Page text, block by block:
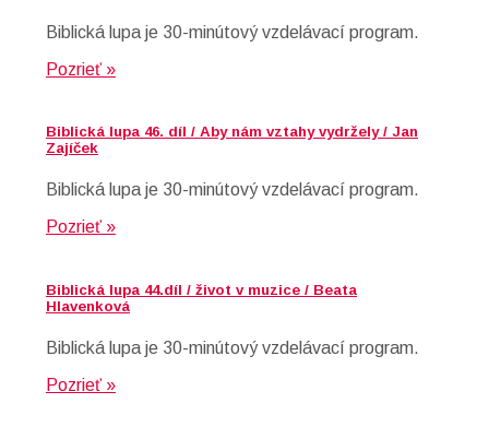
Biblická lupa je 30-minútový vzdelávací program.
Pozrieť »
Biblická lupa 46. díl / Aby nám vztahy vydržely / Jan
Zajíček
Biblická lupa je 30-minútový vzdelávací program.
Pozrieť »
Biblická lupa 44.díl / život v muzice / Beata
Hlavenková
Biblická lupa je 30-minútový vzdelávací program.
Pozrieť »